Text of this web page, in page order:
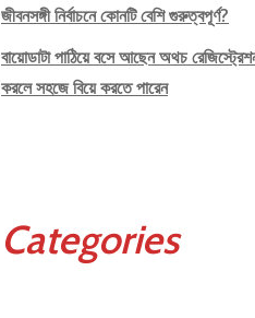
জীবনসঙ্গী নির্বাচনে কোনটি বেশি গুরুত্বপূর্ণ?
বায়োডাটা পাঠিয়ে বসে আছেন অথচ
করলে সহজে বিয়ে করতে পারেন
Categories